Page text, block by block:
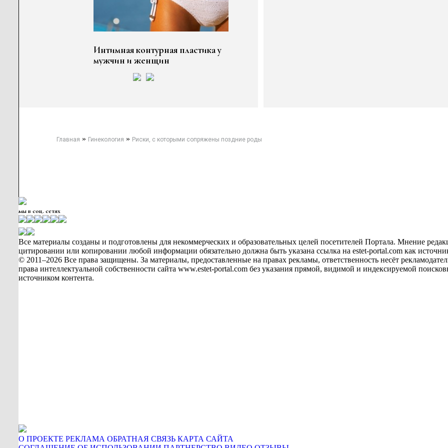
Интимная контурная пластика у
мужчин и женщин
Главная » Гинекология » Риски, с которыми сопряжены поздние роды
мы в соц. сетях
Все материалы созданы и подготовлены для некоммерческих и образовательных целей посетителей Портала. Мнение
цитировании или копировании любой информации обязательно должна быть указана ссылка на estet-portal.com как
© 2011–2026 Все права защищены. За материалы, предоставленные на правах рекламы, ответственность несёт
права интеллектуальной собственности сайта www.estet-portal.com без указания прямой, видимой и индексируемой
источником контента.
О ПРОЕКТЕ РЕКЛАМА ОБРАТНАЯ СВЯЗЬ КАРТА САЙТА